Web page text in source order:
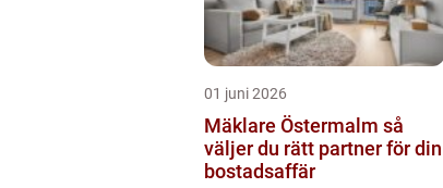
01 juni 2026
Mäklare Östermalm så
väljer du rätt partner för din
bostadsaffär